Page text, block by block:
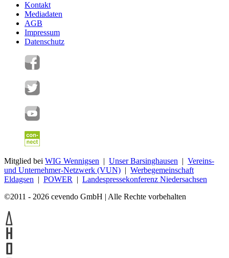
Kontakt
Mediadaten
AGB
Impressum
Datenschutz
Mitglied bei WIG Wennigsen | Unser Barsinghausen | Vereins-
und Unternehmer-Netzwerk (VUN) | Werbegemeinschaft
Eldagsen | POWER | Landespressekonferenz Niedersachsen
©2011 - 2026 cevendo GmbH | Alle Rechte vorbehalten